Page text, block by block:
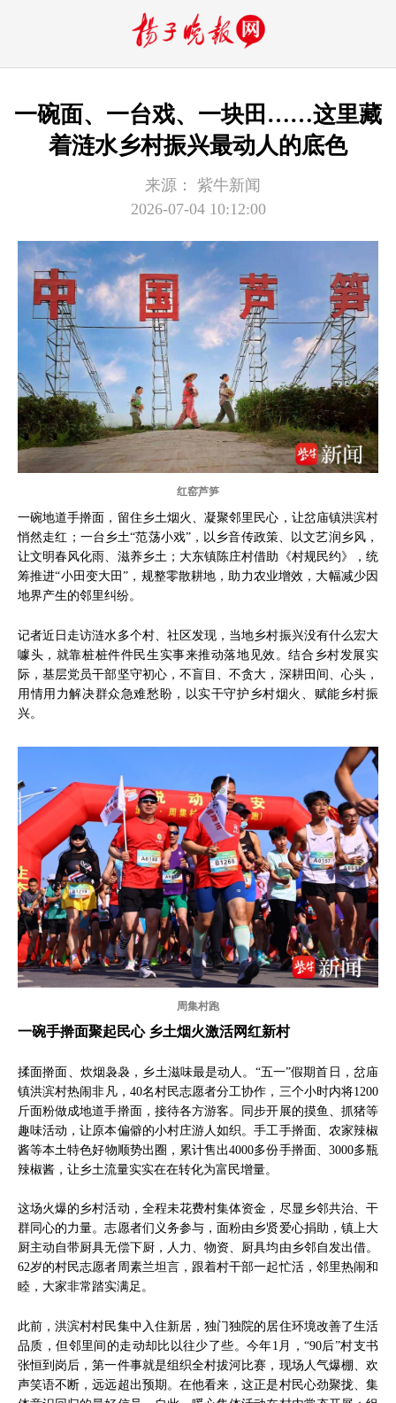
一碗面、一台戏、一块田……这里藏
着涟水乡村振兴最动人的底色
来源：
紫牛新闻
2026-07-04 10:12:00
红窑芦笋
一碗地道手擀面，留住乡土烟火、凝聚邻里民心，让岔庙镇洪滨村
悄然走红；一台乡土“范荡小戏”，以乡音传政策、以文艺润乡风，
让文明春风化雨、滋养乡土；大东镇陈庄村借助《村规民约》，统
筹推进“小田变大田”，规整零散耕地，助力农业增效，大幅减少因
地界产生的邻里纠纷。
记者近日走访涟水多个村、社区发现，当地乡村振兴没有什么宏大
噱头，就靠桩桩件件民生实事来推动落地见效。结合乡村发展实
际，基层党员干部坚守初心，不盲目、不贪大，深耕田间、心头，
用情用力解决群众急难愁盼，以实干守护乡村烟火、赋能乡村振
兴。
周集村跑
一碗手擀面聚起民心 乡土烟火激活网红新村
揉面擀面、炊烟袅袅，乡土滋味最是动人。“五一”假期首日，岔庙
镇洪滨村热闹非凡，40名村民志愿者分工协作，三个小时内将1200
斤面粉做成地道手擀面，接待各方游客。同步开展的摸鱼、抓猪等
趣味活动，让原本偏僻的小村庄游人如织。手工手擀面、农家辣椒
酱等本土特色好物顺势出圈，累计售出4000多份手擀面、3000多瓶
辣椒酱，让乡土流量实实在在转化为富民增量。
这场火爆的乡村活动，全程未花费村集体资金，尽显乡邻共治、干
群同心的力量。志愿者们义务参与，面粉由乡贤爱心捐助，镇上大
厨主动自带厨具无偿下厨，人力、物资、厨具均由乡邻自发出借。
62岁的村民志愿者周素兰坦言，跟着村干部一起忙活，邻里热闹和
睦，大家非常踏实满足。
此前，洪滨村村民集中入住新居，独门独院的居住环境改善了生活
品质，但邻里间的走动却比以往少了些。今年1月，“90后”村支书
张恒到岗后，第一件事就是组织全村拔河比赛，现场人气爆棚、欢
声笑语不断，远远超出预期。在他看来，这正是村民心劲聚拢、集